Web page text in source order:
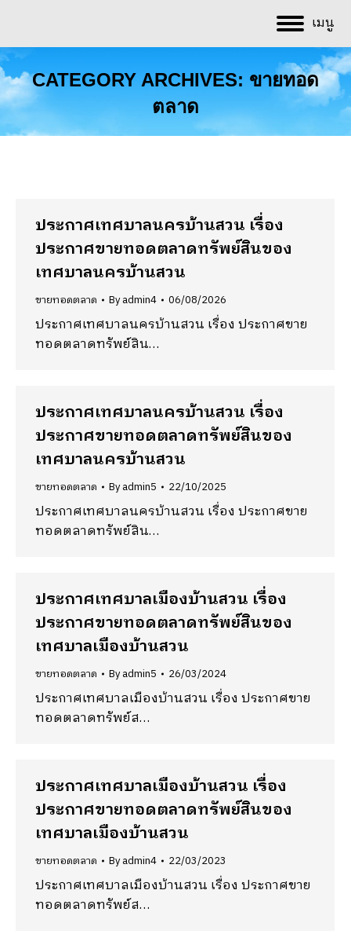
เมนู
CATEGORY ARCHIVES: ขายทอด
ตลาด
You are here:
ประกาศเทศบาลนครบ้านสวน เรื่อง
ประกาศขายทอดตลาดทรัพย์สินของ
เทศบาลนครบ้านสวน
ขายทอดตลาด Byadmin4 06/08/2026
ประกาศเทศบาลนครบ้านสวน เรื่อง ประกาศขาย
ทอดตลาดทรัพย์สิน…
ประกาศเทศบาลนครบ้านสวน เรื่อง
ประกาศขายทอดตลาดทรัพย์สินของ
เทศบาลนครบ้านสวน
ขายทอดตลาด Byadmin5 22/10/2025
ประกาศเทศบาลนครบ้านสวน เรื่อง ประกาศขาย
ทอดตลาดทรัพย์สิน…
ประกาศเทศบาลเมืองบ้านสวน เรื่อง
ประกาศขายทอดตลาดทรัพย์สินของ
เทศบาลเมืองบ้านสวน
ขายทอดตลาด Byadmin5 26/03/2024
ประกาศเทศบาลเมืองบ้านสวน เรื่อง ประกาศขาย
ทอดตลาดทรัพย์ส…
ประกาศเทศบาลเมืองบ้านสวน เรื่อง
ประกาศขายทอดตลาดทรัพย์สินของ
เทศบาลเมืองบ้านสวน
ขายทอดตลาด Byadmin4 22/03/2023
ประกาศเทศบาลเมืองบ้านสวน เรื่อง ประกาศขาย
ทอดตลาดทรัพย์ส…